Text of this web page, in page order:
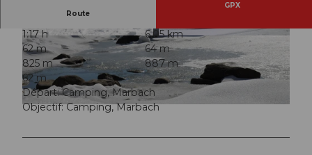
© Maurin Bisig, UNESCO Biosphäre Entlebuch
© Maurin Bisig, UNESCO Biosphäre Entlebuch © UNESCO Biosphäre Entlebuch
Route
GPX
1:17 h
6,05 km
62 m
64 m
825 m
887 m
62 m
Départ: Camping, Marbach
Objectif: Camping, Marbach